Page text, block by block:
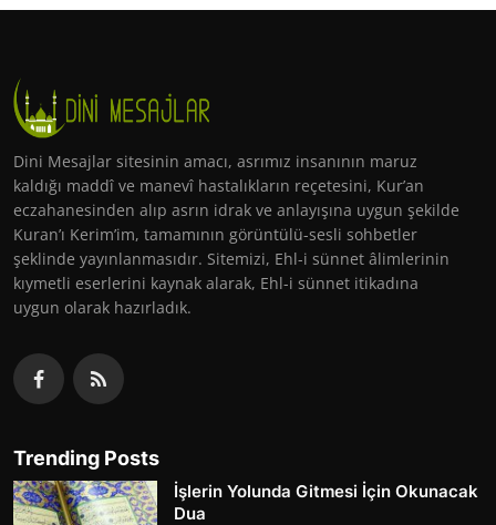
Dini Mesajlar sitesinin amacı, asrımız insanının maruz
kaldığı maddî ve manevî hastalıkların reçetesini, Kur’an
eczahanesinden alıp asrın idrak ve anlayışına uygun şekilde
Kuran’ı Kerim’im, tamamının görüntülü-sesli sohbetler
şeklinde yayınlanmasıdır. Sitemizi, Ehl-i sünnet âlimlerinin
kıymetli eserlerini kaynak alarak, Ehl-i sünnet itikadına
uygun olarak hazırladık.
Trending Posts
İşlerin Yolunda Gitmesi İçin Okunacak
Dua